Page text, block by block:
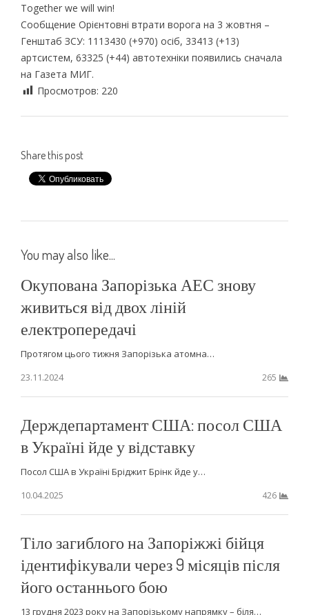
Together we will win!
Сообщение Орієнтовні втрати ворога на 3 жовтня –
Генштаб ЗСУ: 1113430 (+970) осіб, 33413 (+13)
артсистем, 63325 (+44) автотехніки появились сначала
на Газета МИГ.
Просмотров: 220
Share this post
You may also like...
Окупована Запорізька АЕС знову
живиться від двох ліній
електропередачі
Протягом цього тижня Запорізька атомна…
23.11.2024
265
Держдепартамент США: посол США
в Україні йде у відставку
Посол США в Україні Бріджит Брінк йде у…
10.04.2025
426
Тіло загиблого на Запоріжжі бійця
ідентифікували через 9 місяців після
його останнього бою
13 грудня 2023 року на Запорізькому напрямку – біля…